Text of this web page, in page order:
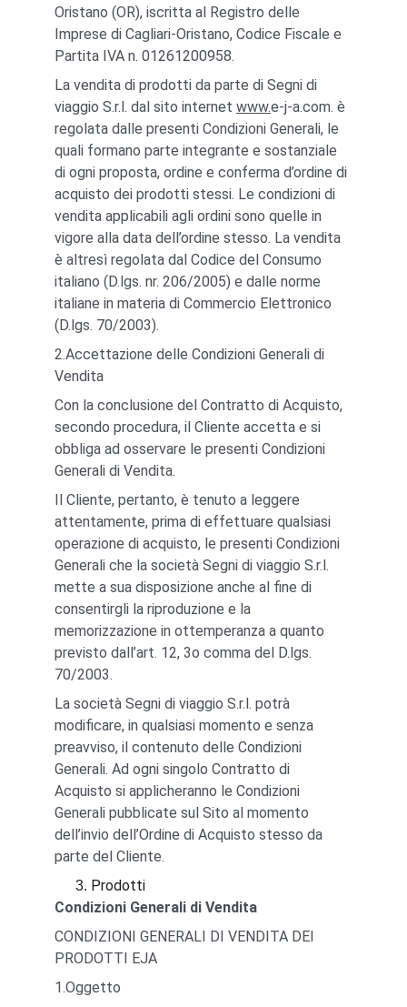
Oristano (OR), iscritta al Registro delle
Imprese di Cagliari-Oristano, Codice Fiscale e
Partita IVA n. 01261200958.
La vendita di prodotti da parte di Segni di
viaggio S.r.l. dal sito internet www.e-j-a.com. è
regolata dalle presenti Condizioni Generali, le
quali formano parte integrante e sostanziale
di ogni proposta, ordine e conferma d’ordine di
acquisto dei prodotti stessi. Le condizioni di
vendita applicabili agli ordini sono quelle in
vigore alla data dell’ordine stesso. La vendita
è altresì regolata dal Codice del Consumo
italiano (D.lgs. nr. 206/2005) e dalle norme
italiane in materia di Commercio Elettronico
(D.lgs. 70/2003).
2.Accettazione delle Condizioni Generali di
Vendita
Con la conclusione del Contratto di Acquisto,
secondo procedura, il Cliente accetta e si
obbliga ad osservare le presenti Condizioni
Generali di Vendita.
Il Cliente, pertanto, è tenuto a leggere
attentamente, prima di effettuare qualsiasi
operazione di acquisto, le presenti Condizioni
Generali che la società Segni di viaggio S.r.l.
mette a sua disposizione anche al fine di
consentirgli la riproduzione e la
memorizzazione in ottemperanza a quanto
previsto dall’art. 12, 3o comma del D.lgs.
70/2003.
La società Segni di viaggio S.r.l. potrà
modificare, in qualsiasi momento e senza
preavviso, il contenuto delle Condizioni
Generali. Ad ogni singolo Contratto di
Acquisto si applicheranno le Condizioni
Generali pubblicate sul Sito al momento
dell’invio dell’Ordine di Acquisto stesso da
parte del Cliente.
Prodotti
Condizioni Generali di Vendita
CONDIZIONI GENERALI DI VENDITA DEI
PRODOTTI EJA
1.Oggetto